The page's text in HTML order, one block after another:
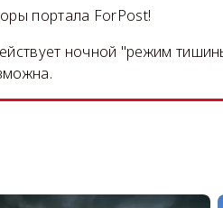
портала ForPost!
ночной "режим